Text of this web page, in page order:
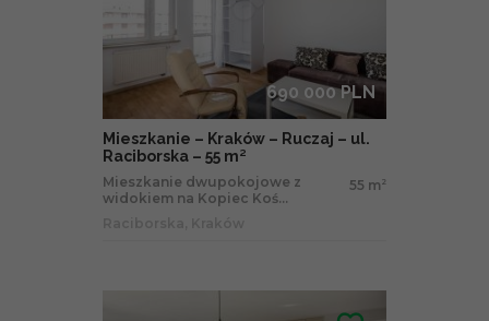
690 000 PLN
Mieszkanie – Kraków – Ruczaj – ul.
Raciborska – 55 m²
Mieszkanie dwupokojowe z
widokiem na Kopiec Koś...
55 m 2